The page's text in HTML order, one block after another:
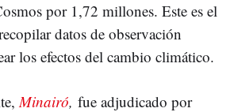
por 1,72 millones. Este es el
datos de observación
los efectos del cambio climático.
Minairó, fue adjudicado por